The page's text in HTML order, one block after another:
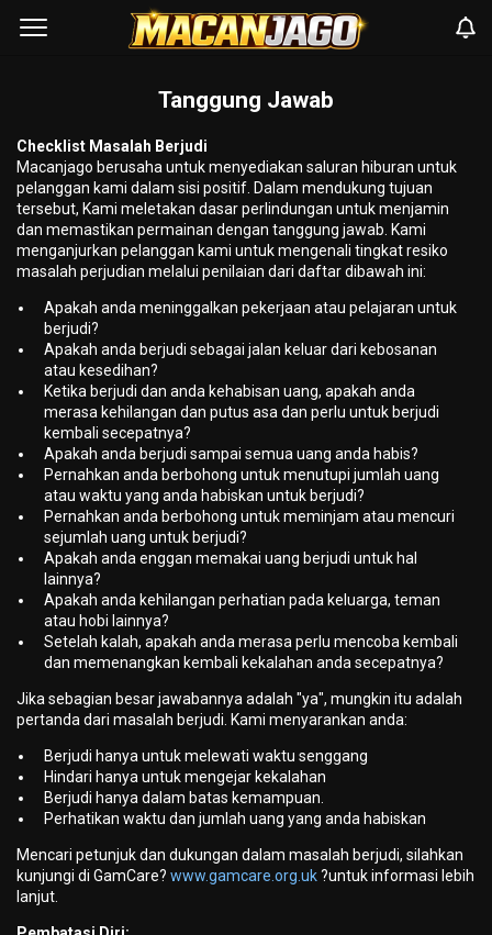
Tanggung Jawab
Checklist Masalah Berjudi
Macanjago berusaha untuk menyediakan saluran hiburan untuk
pelanggan kami dalam sisi positif. Dalam mendukung tujuan
tersebut, Kami meletakan dasar perlindungan untuk menjamin
dan memastikan permainan dengan tanggung jawab. Kami
menganjurkan pelanggan kami untuk mengenali tingkat resiko
masalah perjudian melalui penilaian dari daftar dibawah ini:
Apakah anda meninggalkan pekerjaan atau pelajaran untuk
berjudi?
Apakah anda berjudi sebagai jalan keluar dari kebosanan
atau kesedihan?
Ketika berjudi dan anda kehabisan uang, apakah anda
merasa kehilangan dan putus asa dan perlu untuk berjudi
kembali secepatnya?
Apakah anda berjudi sampai semua uang anda habis?
Pernahkan anda berbohong untuk menutupi jumlah uang
atau waktu yang anda habiskan untuk berjudi?
Pernahkan anda berbohong untuk meminjam atau mencuri
sejumlah uang untuk berjudi?
Apakah anda enggan memakai uang berjudi untuk hal
lainnya?
Apakah anda kehilangan perhatian pada keluarga, teman
atau hobi lainnya?
Setelah kalah, apakah anda merasa perlu mencoba kembali
dan memenangkan kembali kekalahan anda secepatnya?
Jika sebagian besar jawabannya adalah "ya", mungkin itu adalah
pertanda dari masalah berjudi. Kami menyarankan anda:
Berjudi hanya untuk melewati waktu senggang
Hindari hanya untuk mengejar kekalahan
Berjudi hanya dalam batas kemampuan.
Perhatikan waktu dan jumlah uang yang anda habiskan
Mencari petunjuk dan dukungan dalam masalah berjudi, silahkan
kunjungi di GamCare? www.gamcare.org.uk?untuk informasi lebih
lanjut.